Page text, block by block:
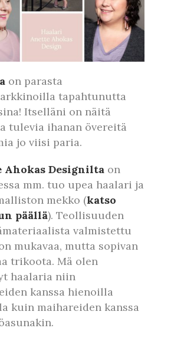
on parasta
tapahtunutta
Itselläni on näitä
tulevia ihanan övereitä
jo viisi paria.
Ahokas Designilta on
mm. tuo upea haalari ja
mekko (katso
päällä). Teollisuuden
valmistettu
mukavaa, mutta sopivan
trikoota. Mä olen
haalaria niin
kanssa hienoilla
kuin maihareiden kanssa